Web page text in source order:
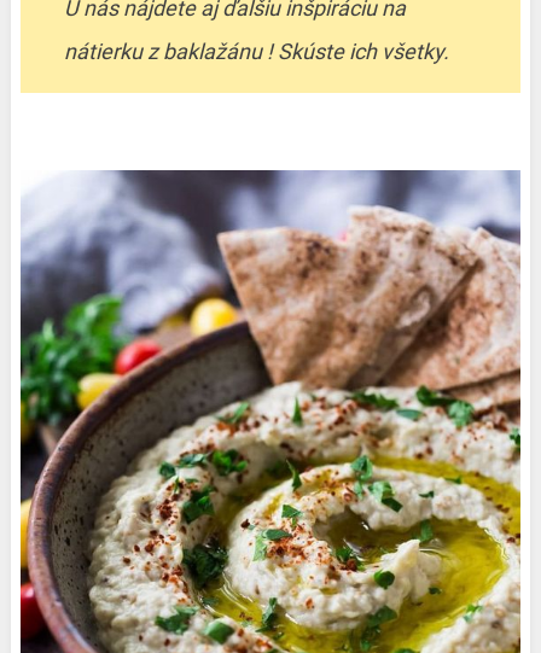
U nás nájdete aj ďalšiu inšpiráciu na
nátierku z baklažánu ! Skúste ich všetky.